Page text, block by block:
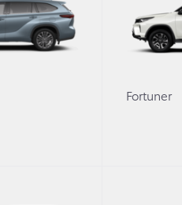
Fortuner
Highlander нового